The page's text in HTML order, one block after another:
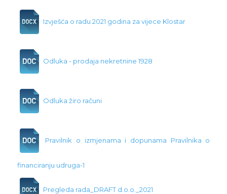
Izvješća o radu 2021 godina za vijece Klostar
Odluka - prodaja nekretnine 1928
Odluka žiro računi
Pravilnik o izmjenama i dopunama Pravilnika o
financiranju udruga-1
Pregleda rada_DRAFT d.o.o._2021